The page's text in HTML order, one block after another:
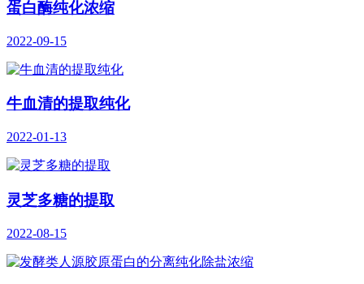
蛋白酶纯化浓缩
2022-09-15
牛血清的提取纯化
2022-01-13
灵芝多糖的提取
2022-08-15